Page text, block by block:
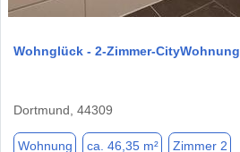
Wohnglück - 2-Zimmer-CityWohnung
Dortmund, 44309
Wohnung ca. 46,35 m² Zimmer 2